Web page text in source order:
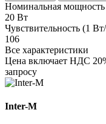
Номинальная мощность
20 Вт
Чувствительность (1
106
Все характеристики
Цена включает НДС
запросу
Inter-M